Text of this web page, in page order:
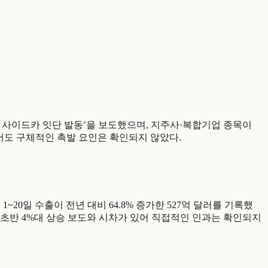
이드카 잇단 발동’을 보도했으며, 지주사·복합기업 종목이
구체적인 촉발 요인은 확인되지 않았다.
일 수출이 전년 대비 64.8% 증가한 527억 달러를 기록했
반 4%대 상승 보도와 시차가 있어 직접적인 인과는 확인되지